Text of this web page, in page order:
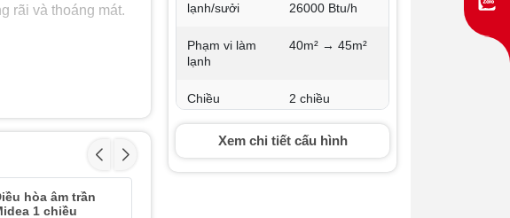
lạnh/sưởi
26000 Btu/h
Phạm vi làm
lạnh
40m² → 45m²
Chiều
2 chiều
lạnh/sưởi
Xem chi tiết cấu hình
rãi và thoáng mát.
lạnh cực nhanh
là Non – Inverter,
như Sumikura,
hòa âm trần
1 chiều